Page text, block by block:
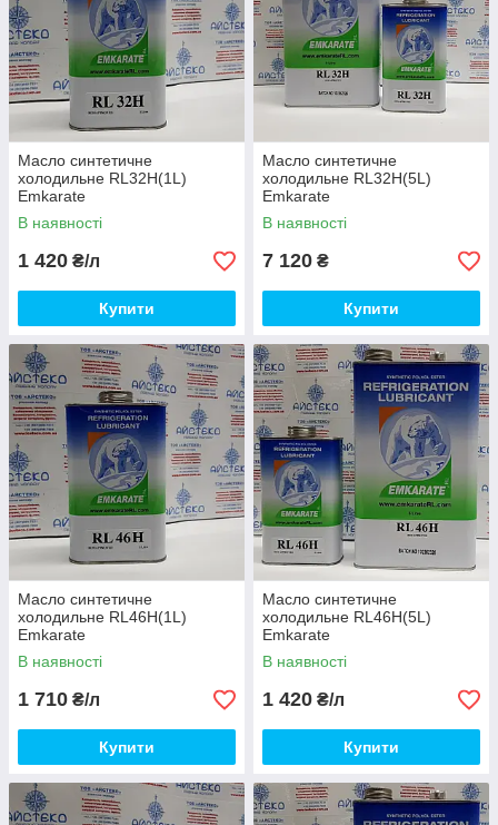
Масло синтетичне
холодильне RL32H(1L)
Emkarate
В наявності
1 420 ₴/л
Купити
Масло синтетичне
холодильне RL32H(5L)
Emkarate
В наявності
7 120 ₴
Купити
Масло синтетичне
холодильне RL46H(1L)
Emkarate
В наявності
1 710 ₴/л
Купити
Масло синтетичне
холодильне RL46H(5L)
Emkarate
В наявності
1 420 ₴/л
Купити